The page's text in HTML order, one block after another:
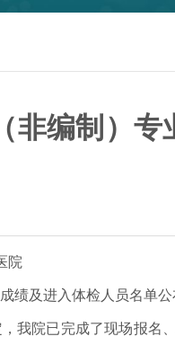
编制）专
院
绩及进入体检人员名单公
院已完成了现场报名